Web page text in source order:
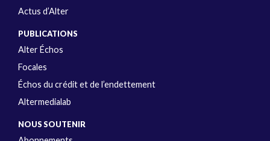
Actus d’Alter
PUBLICATIONS
Alter Échos
Focales
Échos du crédit et de l’endettement
Altermedialab
NOUS SOUTENIR